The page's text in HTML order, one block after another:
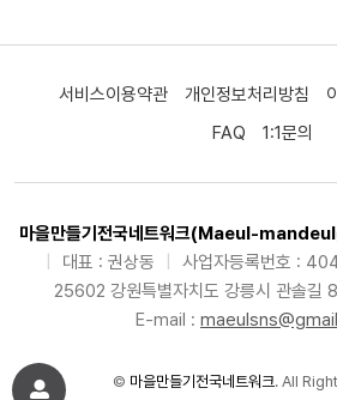
서비스이용약관 개인정보처리방침
FAQ
1:1문의
마을만들기전국네트워크(Maeul-
대표 : 권상동 사업자등록번호 :
25602 강원특별자치도 강릉시 관솔길
E-mail :
© 마을만들기전국네트워크. All